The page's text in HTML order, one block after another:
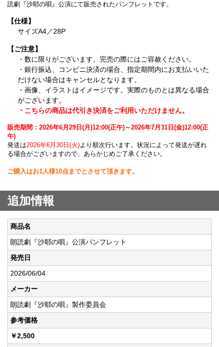
読劇『沙耶の唄』公演にて販売されたパンフレットです。
【仕様】
サイズA4／28P
【ご注意】
・数に限りがございます。完売の際にはご容赦ください。
・銀行振込、コンビニ決済の場合、指定期間内にお支払いいた
だけない場合はキャンセルとなります。
・画像、イラストはイメージです。実際のものとは異なる場合
がございます。
・こちらの商品は代引き決済をご利用いただけません。
販売期間：2026年6月29日(月)12:00(正午)～2026年7月31日(金)12:00(正
午)
発送は2026年6月30日(火)より順次行います。状況によって発送が遅れ
る場合がございますので、あらかじめご了承ください。
ご購入はお1人様10点までとさせて頂きます。
追加情報
商品名
朗読劇『沙耶の唄』公演パンフレット
発売日
2026/06/04
メーカー
朗読劇『沙耶の唄』製作委員会
参考価格
￥2,500